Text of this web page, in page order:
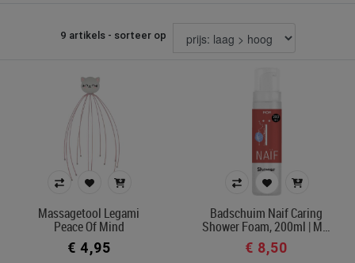
Doelgroep
9 artikels - sorteer op
Massagetool Legami
Peace Of Mind
€ 4,95
Badschuim Naif Caring
Shower Foam, 200ml | M…
€ 8,50